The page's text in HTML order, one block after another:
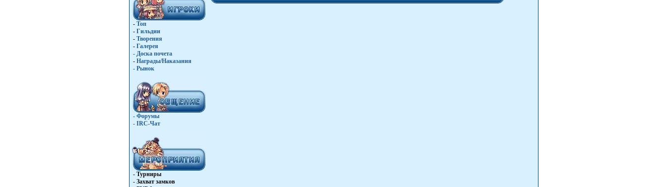
- Топ
- Гильдии
- Творения
- Галерея
- Доска почета
- Награды/Наказания
- Рынок
- Форумы
- IRC-Чат
- Турниры
- Захват замков